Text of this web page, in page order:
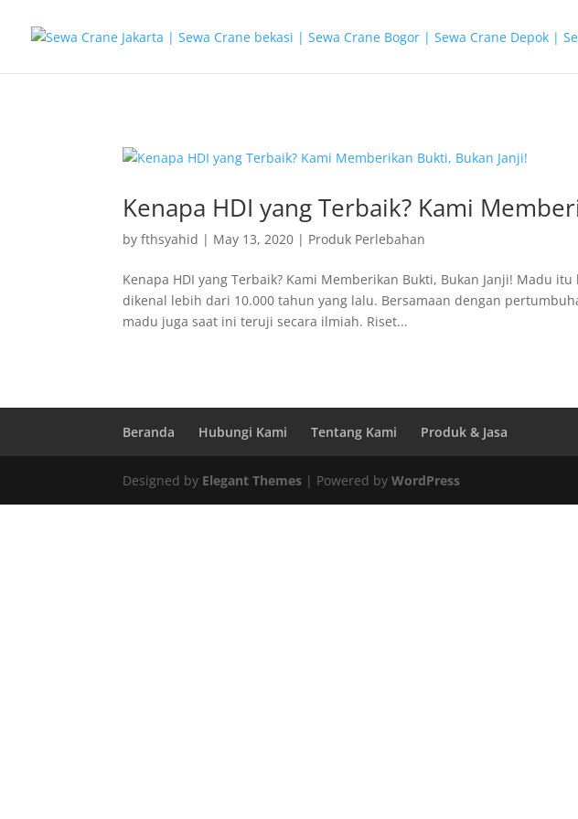
Kenapa HDI yang Terbaik? Kami
byfthsyahid | May 13, 2020 | Produk Perlebahan
Kenapa HDI yang Terbaik? Kami Memberikan Bukti, Bukan Janji! Madu
dikenal lebih dari 10.000 tahun yang lalu. Bersamaan dengan
madu juga saat ini teruji secara ilmiah. Riset...
Beranda Hubungi Kami Tentang Kami Produk & Jasa
Designed by Elegant Themes | Powered byWordPress